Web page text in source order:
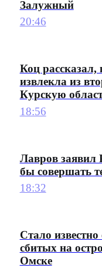
Залужный
20:46
Коц
извлекла из
Курскую
18:56
Лавров заявил
бы совершать
18:32
Стало
сбитых на
Омске